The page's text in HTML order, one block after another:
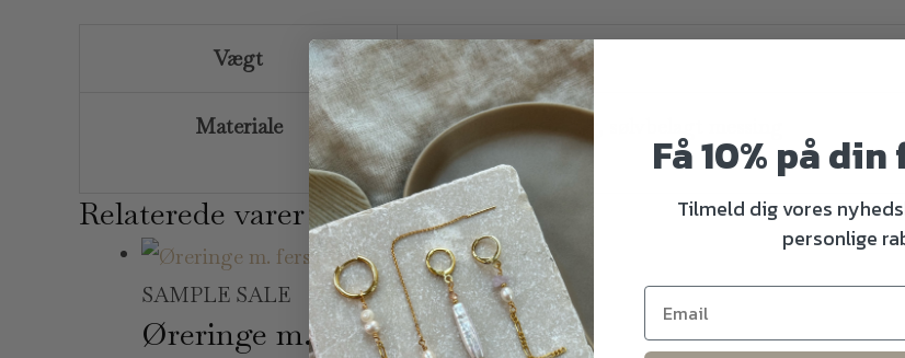
Vægt 20 g
Materiale guldbelagt messing, sølvbelagt messing
Relaterede varer
Udsolgt
SAMPLE SALE
Øreringe m. ferskvandsperler
Få 10% på
Tilmeld dig vores
personlige